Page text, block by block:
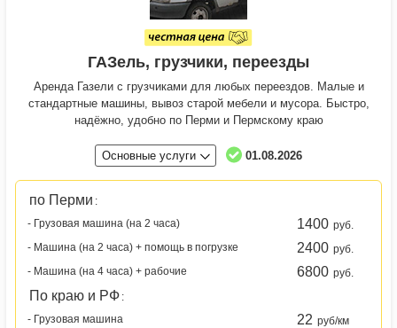
ГАЗель, грузчики, переезды
Аренда Газели с грузчиками для любых переездов. Малые и
стандартные машины, вывоз старой мебели и мусора. Быстро,
надёжно, удобно по Перми и Пермскому краю
Основные услуги 01.08.2026
по Перми :
- Грузовая машина (на 2 часа)
1400 руб.
- Машина (на 2 часа) + помощь в погрузке
2400 руб.
- Машина (на 4 часа) + рабочие
6800 руб.
По краю и РФ :
- Грузовая машина
22 руб/км